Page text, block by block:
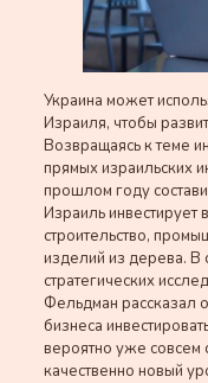
Украина может
Израиля, чтобы
Возвращаясь к теме
прямых израильских
прошлом году
Израиль инвестирует
строительство,
изделий из дерева. В
стратегических
Фельдман рассказал
бизнеса
вероятно уже совсем
качественно новый